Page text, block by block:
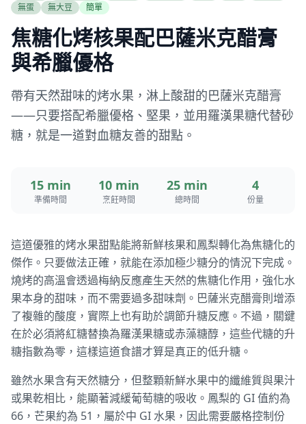
無蛋
無大豆 簡單
焦糖化烤核果配巴薩米克醋膏
與希臘優格
帶有天然甜味的烤水果，淋上酸甜的巴薩米克醋膏
——只要搭配希臘優格、堅果，並用羅漢果糖代替砂
糖，就是一道對血糖友善的甜點。
15 min
準備時間
10 min
烹飪時間
25 min
總時間
4
份量
這道優雅的烤水果甜點能將新鮮核果和鳳梨轉化為焦糖化的
傑作。只要做法正確，就能在添加極少糖分的情況下完成。
燒烤的高溫會透過梅納反應產生天然的焦糖化作用，強化水
果本身的甜味，而不需要過多甜味劑。巴薩米克醋膏則增添
了複雜的酸度，實際上也有助於調節升糖反應。不過，關鍵
在於必須將紅糖替換為羅漢果糖或赤藻糖醇，這些代糖的升
糖指數為零，這樣這道食譜才算是真正的低升糖。
雖然水果含有天然糖分，但整顆新鮮水果中的纖維質與果汁
或果乾相比，能顯著減緩葡萄糖的吸收。鳳梨的 GI 值約為
66，芒果約為 51，屬於中 GI 水果，因此需要嚴格控制份